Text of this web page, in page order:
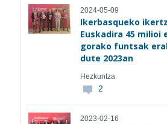
2024-05-09
Ikerbasqueko
Euskadira 45 milioi
gorako funtsak
dute 2023an
Hezkuntza
2
2023-02-16